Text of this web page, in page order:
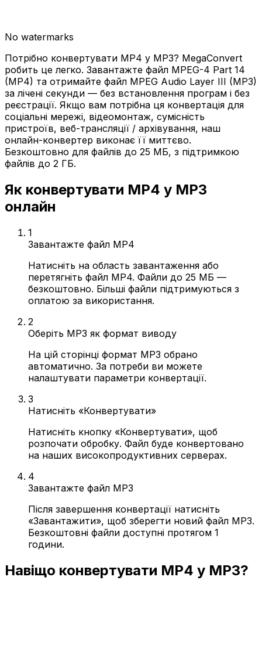
No watermarks
Потрібно конвертувати MP4 у MP3? MegaConvert
робить це легко. Завантажте файл MPEG-4 Part 14
(MP4) та отримайте файл MPEG Audio Layer III (MP3)
за лічені секунди — без встановлення програм і без
реєстрації. Якщо вам потрібна ця конвертація для
соціальні мережі, відеомонтаж, сумісність
пристроїв, веб-трансляції / архівування, наш
онлайн-конвертер виконає її миттєво.
Безкоштовно для файлів до 25 МБ, з підтримкою
файлів до 2 ГБ.
Як конвертувати MP4 у MP3
онлайн
1
Завантажте файл MP4
Натисніть на область завантаження або
перетягніть файл MP4. Файли до 25 МБ —
безкоштовно. Більші файли підтримуються з
оплатою за використання.
2
Оберіть MP3 як формат виводу
На цій сторінці формат MP3 обрано
автоматично. За потреби ви можете
налаштувати параметри конвертації.
3
Натисніть «Конвертувати»
Натисніть кнопку «Конвертувати», щоб
розпочати обробку. Файл буде конвертовано
на наших високопродуктивних серверах.
4
Завантажте файл MP3
Після завершення конвертації натисніть
«Завантажити», щоб зберегти новий файл MP3.
Безкоштовні файли доступні протягом 1
години.
Навіщо конвертувати MP4 у MP3?